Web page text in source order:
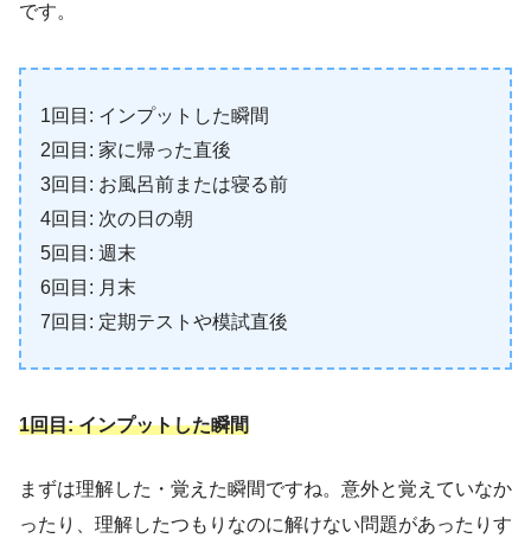
です。
1回目: インプットした瞬間
2回目: 家に帰った直後
3回目: お風呂前または寝る前
4回目: 次の日の朝
5回目: 週末
6回目: 月末
7回目: 定期テストや模試直後
1回目: インプットした瞬間
まずは理解した・覚えた瞬間ですね。意外と覚えていなか
ったり、理解したつもりなのに解けない問題があったりす